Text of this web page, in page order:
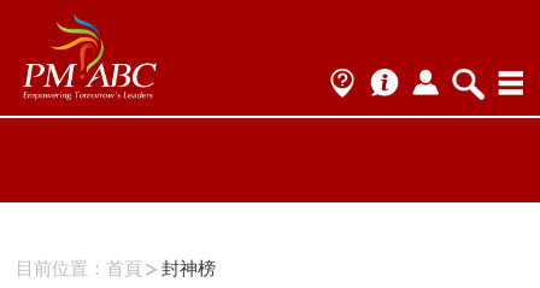
ProName1=
Scategory=12
ProName2=CSM
Scategory=12
目前位置：首頁
封神榜